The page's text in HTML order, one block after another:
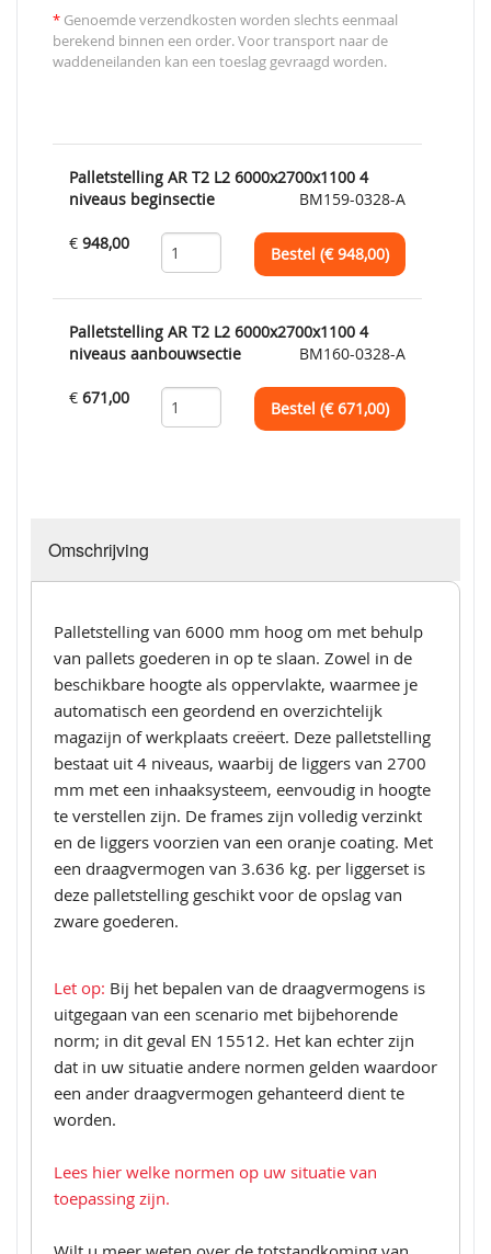
* Genoemde verzendkosten worden slechts eenmaal
berekend binnen een order. Voor transport naar de
waddeneilanden kan een toeslag gevraagd worden.
Palletstelling AR T2 L2 6000x2700x1100 4
niveaus beginsectie
BM159-0328-A
€ 948,00
Bestel (€948,00)
Palletstelling AR T2 L2 6000x2700x1100 4
niveaus aanbouwsectie
BM160-0328-A
€ 671,00
Bestel (€671,00)
Omschrijving
Palletstelling van 6000 mm hoog om met behulp
van pallets goederen in op te slaan. Zowel in de
beschikbare hoogte als oppervlakte, waarmee je
automatisch een geordend en overzichtelijk
magazijn of werkplaats creëert. Deze palletstelling
bestaat uit 4 niveaus, waarbij de liggers van 2700
mm met een inhaaksysteem, eenvoudig in hoogte
te verstellen zijn. De frames zijn volledig verzinkt
en de liggers voorzien van een oranje coating. Met
een draagvermogen van 3.636 kg. per liggerset is
deze palletstelling geschikt voor de opslag van
zware goederen.
Let op: Bij het bepalen van de draagvermogens is
uitgegaan van een scenario met bijbehorende
norm; in dit geval EN 15512. Het kan echter zijn
dat in uw situatie andere normen gelden waardoor
een ander draagvermogen gehanteerd dient te
worden.
Lees hier welke normen op uw situatie van
toepassing zijn.